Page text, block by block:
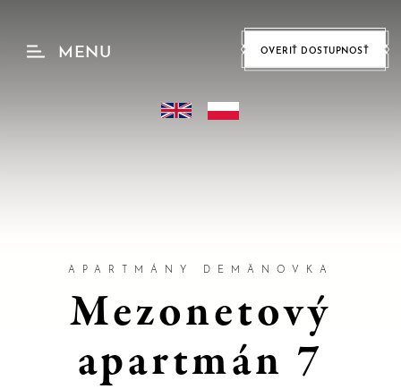
MENU OVERIŤ DOSTUPNOSŤ
APARTMÁNY DEMÄNOVKA
Mezonetový
apartmán 7